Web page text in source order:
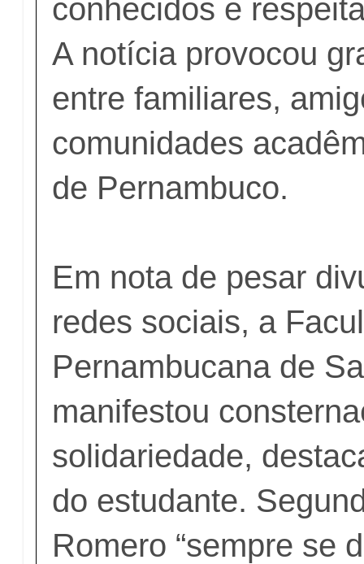
conhecidos e
A notícia provocou
entre familiares,
comunidades
de Pernambuco.
Em nota de pesar
redes sociais, a
Pernambucana de
manifestou
solidariedade,
do estudante.
Romero “sempre se